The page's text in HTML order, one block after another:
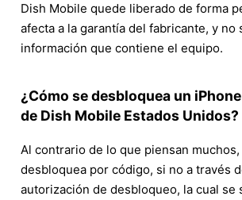
Dish Mobile quede liberado de forma
afecta a la garantía del fabricante, y no
información que contiene el equipo.
¿Cómo se desbloquea un
de Dish Mobile Estados Unidos?
Al contrario de lo que piensan
desbloquea por código, si no a través
autorización de desbloqueo, la cual se